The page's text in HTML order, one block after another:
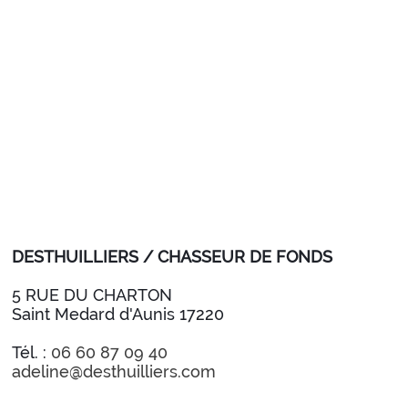
DESTHUILLIERS / CHASSEUR DE FONDS
5 RUE DU CHARTON
Saint Medard d'Aunis 17220
Tél. : 06 60 87 09 40
adeline@desthuilliers.com